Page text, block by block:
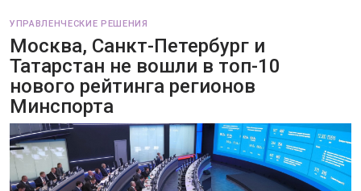
УПРАВЛЕНЧЕСКИЕ РЕШЕНИЯ
Москва, Санкт-Петербург и
Татарстан не вошли в топ-10
нового рейтинга регионов
Минспорта